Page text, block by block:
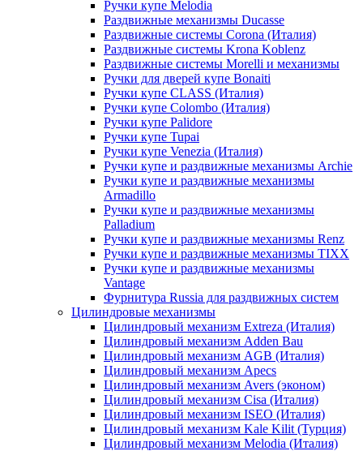
Ручки купе Melodia
Раздвижные механизмы Ducasse
Раздвижные системы Corona (Италия)
Раздвижные системы Krona Koblenz
Раздвижные системы Morelli и механизмы
Ручки для дверей купе Bonaiti
Ручки купе CLASS (Италия)
Ручки купе Colombo (Италия)
Ручки купе Palidore
Ручки купе Tupai
Ручки купе Venezia (Италия)
Ручки купе и раздвижные механизмы Archie
Ручки купе и раздвижные механизмы
Armadillo
Ручки купе и раздвижные механизмы
Palladium
Ручки купе и раздвижные механизмы Renz
Ручки купе и раздвижные механизмы TIXX
Ручки купе и раздвижные механизмы
Vantage
Фурнитура Russia для раздвижных систем
Цилиндровые механизмы
Цилиндровый механизм Extreza (Италия)
Цилиндровый механизм Adden Bau
Цилиндровый механизм AGB (Италия)
Цилиндровый механизм Apecs
Цилиндровый механизм Avers (эконом)
Цилиндровый механизм Cisa (Италия)
Цилиндровый механизм ISEO (Италия)
Цилиндровый механизм Kale Kilit (Турция)
Цилиндровый механизм Melodia (Италия)